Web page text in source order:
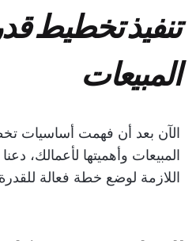
تنفيذ تخطيط
المبيعات
الآن بعد أن فهمت أساسيات
المبيعات وأهميتها لأعمالك،
اللازمة لوضع خطة فعالة